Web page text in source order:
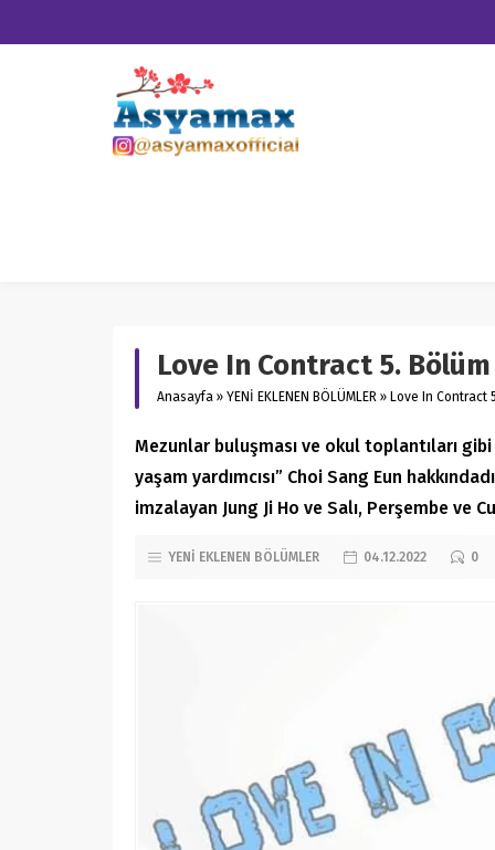
Love In Contract 5. Bölüm
Anasayfa » YENİ EKLENEN BÖLÜMLER » Love In Contract
Mezunlar buluşması ve okul toplantıları
yaşam yardımcısı” Choi Sang Eun
imzalayan Jung Ji Ho ve Salı, Perşembe ve
YENİ EKLENEN BÖLÜMLER 04.12.2022 0